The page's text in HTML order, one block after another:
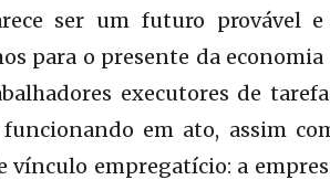
ser um futuro provável
para o presente da
executores de
em ato, assim
vínculo empregatício: a